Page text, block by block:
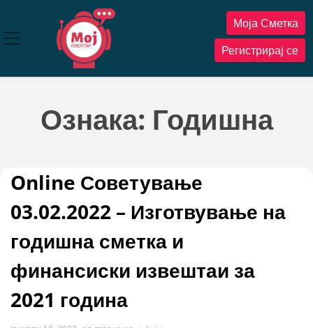
содржината
Моја Сметка
Регистрирај се
Ознака: Годишна
Online Советување
03.02.2022 – Изготвување на
годишна сметка и
финансиски извештаи за
2021 година